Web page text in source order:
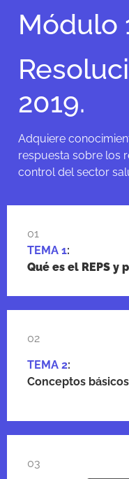
Módulo
2019.
Adquiere
respuesta sobre los
control del sector
01
TEMA 1:
Qué es el REPS y
02
TEMA 2:
Conceptos
03